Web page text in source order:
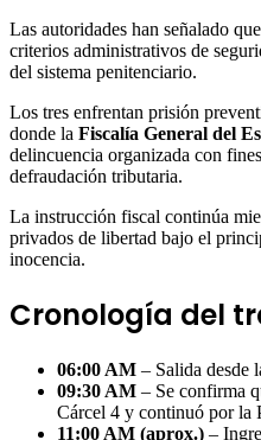
Las autoridades han señalado
criterios administrativos de
del sistema penitenciario.
Los tres enfrentan prisión
donde la Fiscalía General del
delincuencia organizada con
defraudación tributaria.
La instrucción fiscal continúa
privados de libertad bajo el
inocencia.
Cronología del
06:00 AM – Salida desde
09:30 AM – Se confirma
Cárcel 4 y continuó por la
11:00 AM (aprox.) –